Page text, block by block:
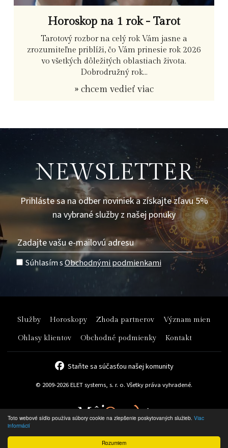
Rozumiem
Toto webové sídlo používa súbory cookie na zlepšenie poskytovaných služieb. Viac
informácií
Horoskop na 1 rok - Tarot
Tarotový rozbor na celý rok Vám jasne a
zrozumiteľne priblíži, čo Vám prinesie rok 2026
vo všetkých dôležitých oblastiach života.
Dobrodružný rok...
» chcem vedieť viac
NEWSLETTER
Prihláste sa na odber noviniek a získajte zľavu 5%
na vybrané služby z našej ponuky
Súhlasím sObchodnými podmienkami
Služby Horoskopy Zhoda partnerov Význam mien
Ohlasy klientov Obchodné podmienky Kontakt
Staňte sa súčasťou našej komunity
© 2009-2026 ELET systems, s. r. o. Všetky práva vyhradené.